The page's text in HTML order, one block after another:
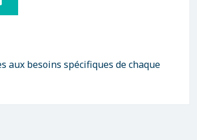
aux besoins spécifiques de chaque